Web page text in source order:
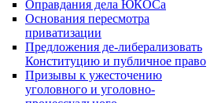
Оправдания дела ЮКОСа
Основания пересмотра
приватизации
Предложения де-либерализовать
Конституцию и публичное право
Призывы к ужесточению
уголовного и уголовно-